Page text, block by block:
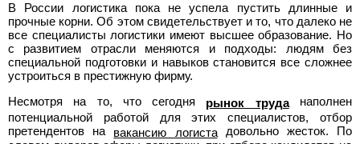
В России логистика пока не успела пустить длинные и
прочные корни. Об этом свидетельствует и то, что далеко не
все специалисты логистики имеют высшее образование. Но
с развитием отрасли меняются и подходы: людям без
специальной подготовки и навыков становится все сложнее
устроиться в престижную фирму.
Несмотря на то, что сегодня рынок труданаполнен
потенциальной работой для этих специалистов, отбор
претендентов на вакансию логистадовольно жесток. По